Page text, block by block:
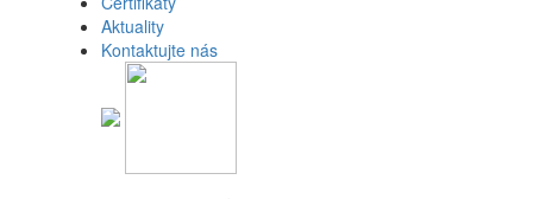
Aktuality
Kontaktujte nás